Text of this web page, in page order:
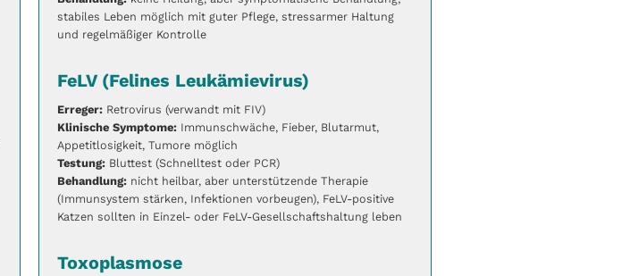
stabiles Leben möglich mit guter Pflege, stressarmer Haltung
und regelmäßiger Kontrolle
FeLV (Felines Leukämievirus)
Erreger: Retrovirus (verwandt mit FIV)
Klinische Symptome: Immunschwäche, Fieber, Blutarmut,
Appetitlosigkeit, Tumore möglich
Testung: Bluttest (Schnelltest oder PCR)
Behandlung: nicht heilbar, aber unterstützende Therapie
(Immunsystem stärken, Infektionen vorbeugen), FeLV-positive
Katzen sollten in Einzel- oder FeLV-Gesellschaftshaltung leben
Toxoplasmose